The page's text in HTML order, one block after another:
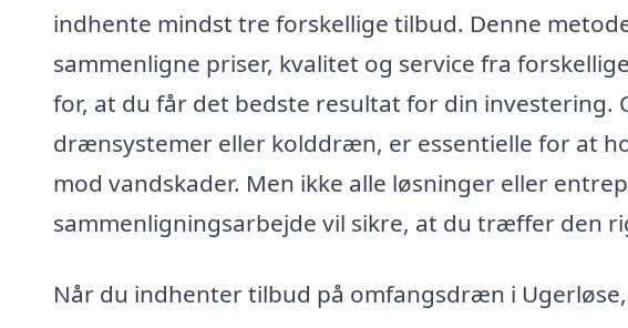
indhente mindst tre forskellige tilbud. Denne
sammenligne priser, kvalitet og service fra
for, at du får det bedste resultat for din investering.
drænsystemer eller kolddræn, er essentielle for at
mod vandskader. Men ikke alle løsninger eller
sammenligningsarbejde vil sikre, at du træffer den
Når du indhenter tilbud på omfangsdræn i